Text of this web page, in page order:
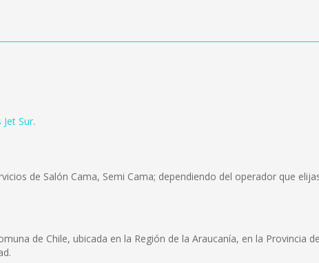
Jet Sur.
de Salón Cama, Semi Cama; dependiendo del operador que
de Chile, ubicada en la Región de la Araucanía, en la Provincia